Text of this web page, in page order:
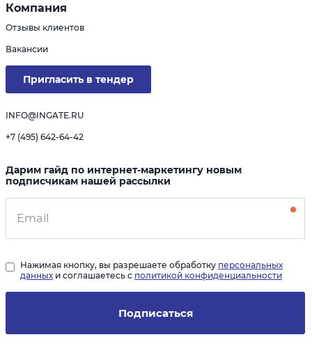
Компания
Отзывы клиентов
Вакансии
Пригласить в тендер
INFO@INGATE.RU
+7 (495) 642-64-42
Дарим гайд по интернет-маркетингу новым
подписчикам нашей рассылки
Подписаться
Нажимая кнопку, вы разрешаете обработку персональных
данных и соглашаетесь с политикой конфиденциальности